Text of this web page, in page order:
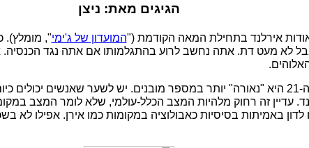
הגיגים מאת: ניצן
אירלנד בתחילת המאה הקודמת ("המועדון של ג'ימי", מומלץ).
אבל לא מעט דת. אתה נחשב לרוע בהתגלמותו אם אתה נגד
תחילתה של המאה ה-21 היא "נאורה" יותר במספר מובנים. יש לשער שאנשים
עדיין זה רחוק מלהיות המצב הכלל-עולמי, שלא לומר המצב
באמיתות בסיסיות כאבולוציה במקומות כמו אירן. אפילו לא